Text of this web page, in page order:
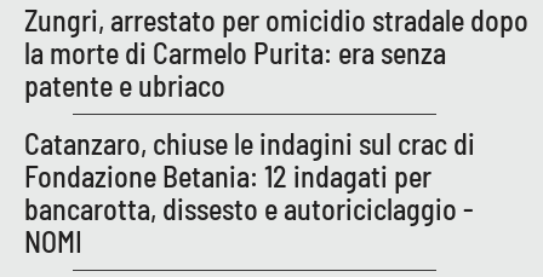
LaC OnAir
EDIZIONI
LOCALI
Catanzaro
Crotone
Zungri, arrestato per omicidio stradale dopo
la morte di Carmelo Purita: era senza
patente e ubriaco
Catanzaro, chiuse le indagini sul crac di
Fondazione Betania: 12 indagati per
bancarotta, dissesto e autoriciclaggio -
NOMI